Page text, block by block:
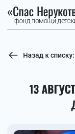
«Спас
фонд помощи
Назад к
13